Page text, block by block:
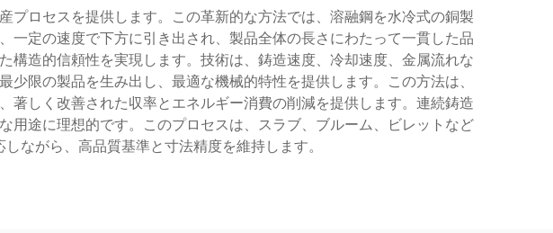
ロセスを提供します。この革新的な方法では、溶融鋼を水冷式の銅製
定の速度で下方に引き出され、製品全体の長さにわたって一貫した品
造的信頼性を実現します。技術は、鋳造速度、冷却速度、金属流れな
限の製品を生み出し、最適な機械的特性を提供します。この方法は、
しく改善された収率とエネルギー消費の削減を提供します。連続鋳造
途に理想的です。このプロセスは、スラブ、ブルーム、ビレットなど
ながら、高品質基準と寸法精度を維持します。